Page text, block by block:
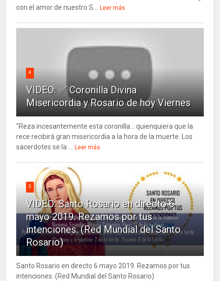
con el amor de nuestro S... Leer más
4
VIDEO: ✅ Coronilla Divina
Misericordia y Rosario de hoy Viernes
"Reza incesantemente esta coronilla... quienquiera que la
rece recibirá gran misericordia a la hora de la muerte. Los
sacerdotes se la ... Leer más
5
VIDEO: Santo Rosario en directo 6
mayo 2019. Rezamos por tus
intenciones. (Red Mundial del Santo
Rosario)
Santo Rosario en directo 6 mayo 2019. Rezamos por tus
intenciones. (Red Mundial del Santo Rosario)